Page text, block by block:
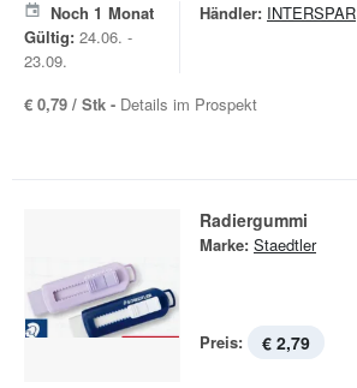
Noch 1 Monat
Gültig: 24.06. -
23.09.
Händler: INTERSPAR
€ 0,79 / Stk - Details im Prospekt
Radiergummi
Marke: Staedtler
Preis: € 2,79